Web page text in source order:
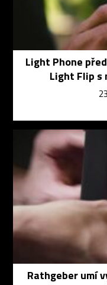
Light Phone
Light Flip s
Rathgeber umí